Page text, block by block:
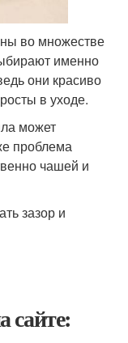
во множестве
именно
они красиво
в уходе.
может
проблема
чашей и
зазор и
сайте: